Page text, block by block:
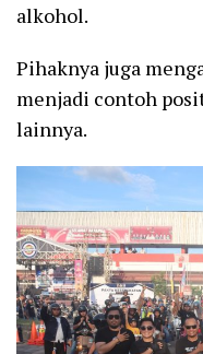
alkohol.
Pihaknya juga
menjadi contoh
lainnya.